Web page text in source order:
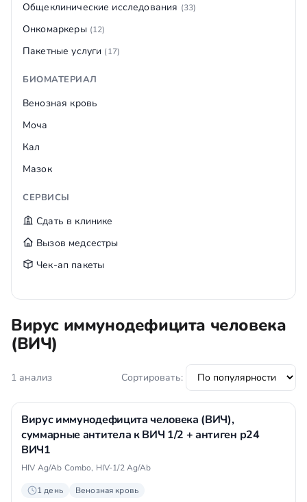
Общеклинические исследования (33)
Онкомаркеры (12)
Пакетные услуги (17)
БИОМАТЕРИАЛ
Венозная кровь
Моча
Кал
Мазок
СЕРВИСЫ
Сдать в клинике
Вызов медсестры
Чек-ап пакеты
Вирус иммунодефицита человека
(ВИЧ)
1 анализ Сортировать:
Вирус иммунодефицита человека (ВИЧ),
суммарные антитела к ВИЧ 1/2 + антиген р24
ВИЧ1
HIV Ag/Ab Combo, HIV-1/2 Ag/Ab
1 день Венозная кровь